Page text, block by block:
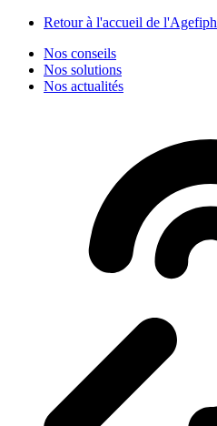
Retour à l'accueil de l'Agefiph
Nos conseils
Nos solutions
Nos actualités